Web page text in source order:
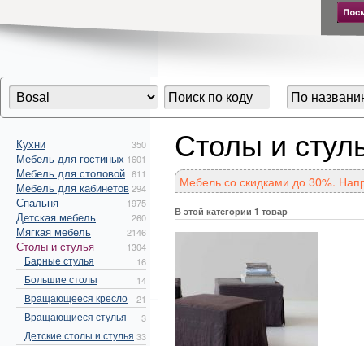
Кухни 350
Мебель для гостиных 1601
Мебель для столовой 611
Мебель для кабинетов294
Спальня 1975
Детская мебель 260
Мягкая мебель 2146
Столы и стулья 1304
Барные стулья 16
Большие столы 14
Вращающееся кресло 21
Вращающиеся стулья 3
Детские столы и стулья 33
Столы и
Мебель со скидками до 30%.
В этой категории 1 товар